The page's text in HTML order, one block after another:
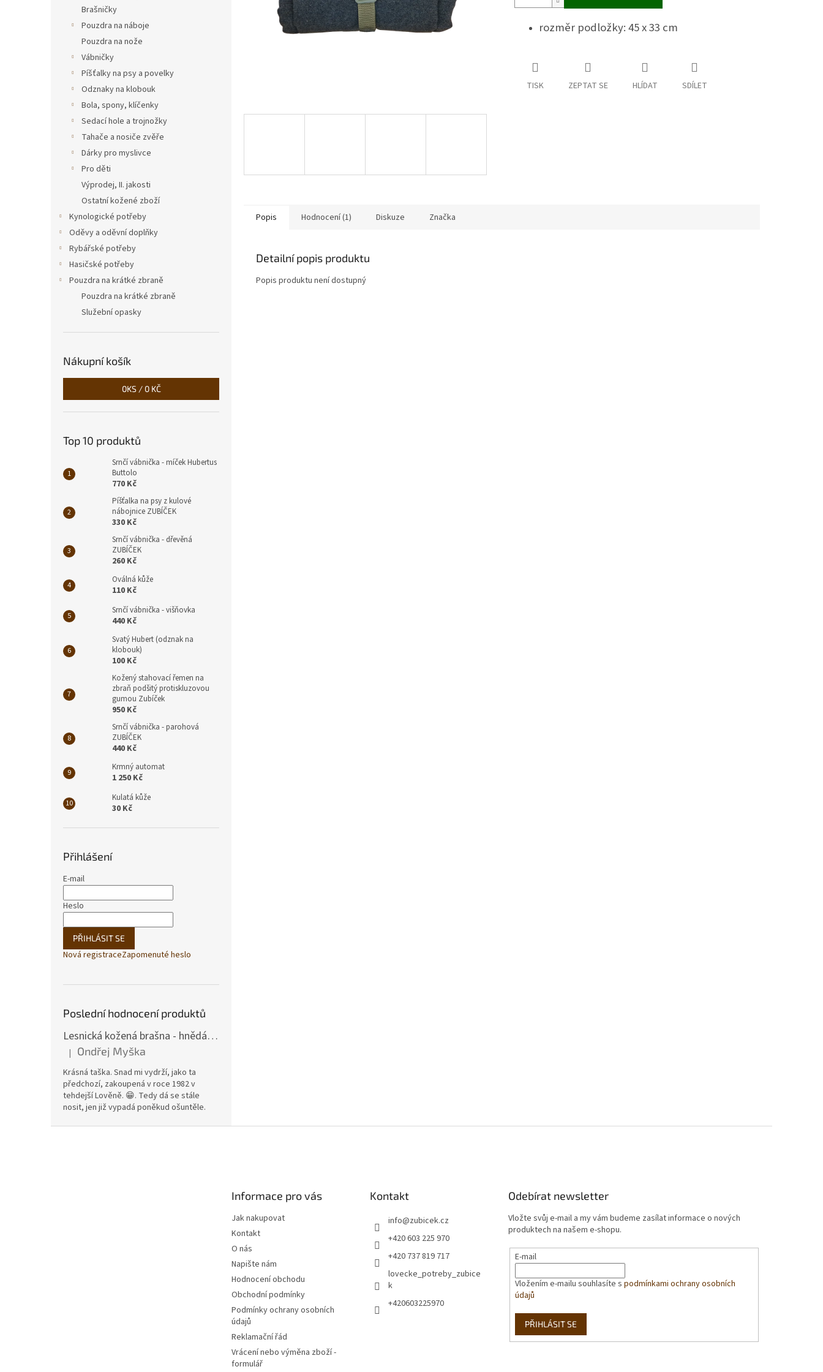
Brašničky
Pouzdra na náboje
Pouzdra na nože
Vábničky
Píšťalky na psy a povelky
Odznaky na klobouk
Bola, spony, klíčenky
Sedací hole a trojnožky
Tahače a nosiče zvěře
Dárky pro myslivce
Pro děti
Výprodej, II. jakosti
Ostatní kožené zboží
Kynologické potřeby
Oděvy a oděvní doplňky
Rybářské potřeby
Hasičské potřeby
Pouzdra na krátké zbraně
Pouzdra na krátké zbraně
Služební opasky
Nákupní košík
0KS / 0 KČ
Top 10 produktů
Srnčí vábnička - míček Hubertus
Buttolo
770 Kč
Píšťalka na psy z kulové
nábojnice ZUBÍČEK
330 Kč
Srnčí vábnička - dřevěná
ZUBÍČEK
260 Kč
Oválná kůže
110 Kč
Srnčí vábnička - višňovka
440 Kč
Svatý Hubert (odznak na
klobouk)
100 Kč
Kožený stahovací řemen na
zbraň podšitý protiskluzovou
gumou Zubíček
950 Kč
Srnčí vábnička - parohová
ZUBÍČEK
440 Kč
Krmný automat
1 250 Kč
Kulatá kůže
30 Kč
Přihlášení
E-mail
Heslo
PŘIHLÁSIT SE
Nová registraceZapomenuté heslo
Poslední hodnocení produktů
Lesnická kožená brašna - hnědá hovězina
Hodnocení produktu je 5 z 5 hvězdiček.
| Ondřej Myška
Krásná taška. Snad mi vydrží, jako ta
předchozí, zakoupená v roce 1982 v
tehdejší Lověně. 😁. Tedy dá se stále
nosit, jen již vypadá poněkud ošuntěle.
rozměr podložky: 45 x 33 cm
TISK ZEPTAT SE HLÍDAT SDÍLET
Popis Hodnocení (1) Diskuze Značka
Detailní popis produktu
Popis produktu není dostupný
Informace pro vás
Jak nakupovat
Kontakt
O nás
Napište nám
Hodnocení obchodu
Obchodní podmínky
Podmínky ochrany osobních
údajů
Reklamační řád
Vrácení nebo výměna zboží -
formulář
Kontakt
info@zubicek.cz
+420 603 225 970
+420 737 819 717
lovecke_potreby_zubice
k
+420603225970
Odebírat newsletter
Vložte svůj e-mail a my vám budeme zasílat informace o nových
produktech na našem e-shopu.
E-mail
Vložením e-mailu souhlasíte spodmínkami ochrany osobních
údajů
PŘIHLÁSIT SE